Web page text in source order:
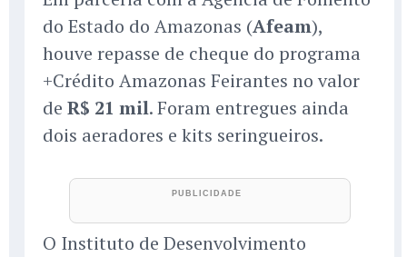
do Estado do Amazonas (Afeam),
houve repasse de cheque do programa
+Crédito Amazonas Feirantes no valor
de R$ 21 mil. Foram entregues ainda
dois aeradores e kits seringueiros.
O Instituto de Desenvolvimento